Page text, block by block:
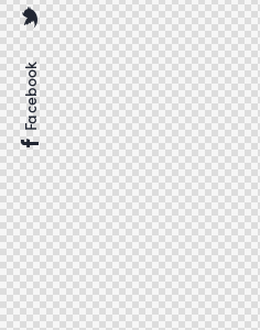
Facebook